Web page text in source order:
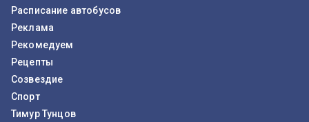
Расписание автобусов
Реклама
Рекомедуем
Рецепты
Созвездие
Спорт
Тимур Тунцов